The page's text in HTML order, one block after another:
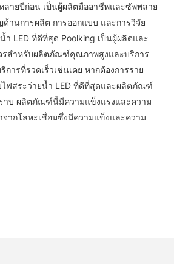
ลายปีก่อน เป็นผู้ผลิตมืออาชีพและซัพพลาย
ด้านการผลิต การออกแบบ และการวิจัย
LED ที่ดีที่สุด Poolking เป็นผู้ผลิตและ
รสำหรับผลิตภัณฑ์คุณภาพสูงและบริการ
การที่รวดเร็วเช่นเคย หากต้องการราย
บไฟสระว่ายน้ำ LED ที่ดีที่สุดและผลิตภัณฑ์
าบ ผลิตภัณฑ์นี้มีความแข็งแรงและความ
ากโลหะเชื่อมซึ่งมีความแข็งและความ